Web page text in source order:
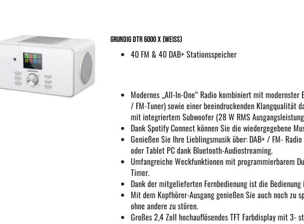
Grundig DTR 6000 X (weiss)
40 FM & 40 DAB+ Stationsspeicher
Modernes „All-In-One“ Radio kombiniert mit
/ FM-Tuner) sowie einer beeindruckenden Klangqualität
mit integriertem Subwoofer (28 W RMS
Dank Spotify Connect können Sie die wiedergegebene
Genießen Sie Ihre Lieblingsmusik über: DAB+ / FM-
oder Tablet PC dank Bluetooth-Audiostreaming.
Umfangreiche Weckfunktionen mit programmierbarem
Timer.
Dank der mitgelieferten Fernbedienung ist die
Mit dem Kopfhörer-Ausgang genießen Sie auch noch zu
ohne andere zu stören.
Großes 2,4 Zoll hochauflösendes TFT Farbdisplay mit 3-